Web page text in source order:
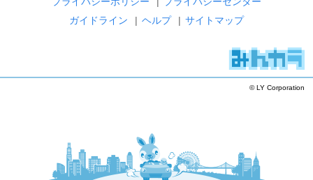
ガイドライン
| ヘルプ | サイトマップ
© LY Corporation